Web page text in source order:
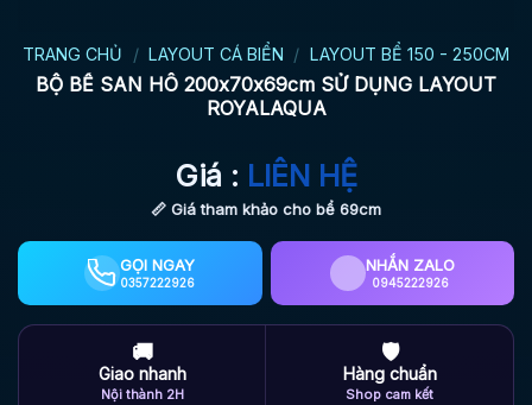
TRANG CHỦ / LAYOUT CÁ BIỂN / LAYOUT BỂ 150 - 250CM
BỘ BỂ SAN HÔ 200x70x69cm SỬ DỤNG LAYOUT
ROYALAQUA
Giá : LIÊN HỆ
📏 Giá tham khảo cho bể 69cm
GỌI NGAY
0357222926
NHẮN ZALO
0945222926
🚚
Giao nhanh
Nội thành 2H
🛡
Hàng chuẩn
Shop cam kết